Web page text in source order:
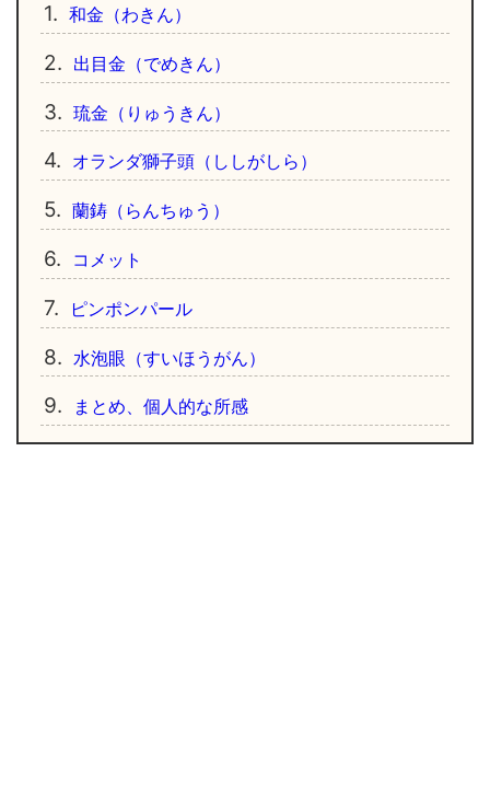
1. 和金（わきん）
2. 出目金（でめきん）
3. 琉金（りゅうきん）
4. オランダ獅子頭（ししがしら）
5. 蘭鋳（らんちゅう）
6. コメット
7. ピンポンパール
8. 水泡眼（すいほうがん）
9. まとめ、個人的な所感